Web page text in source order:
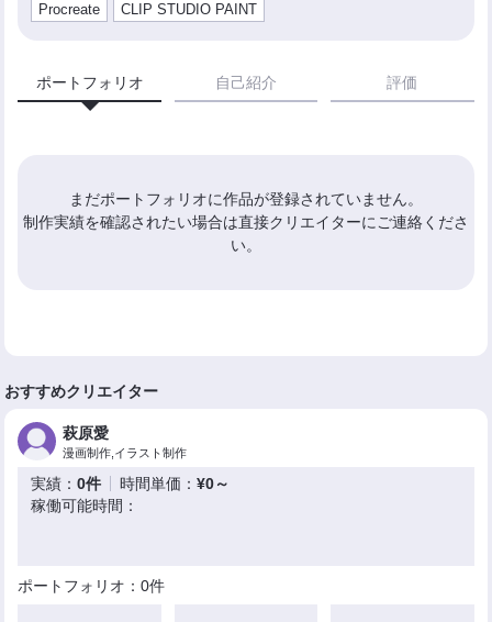
Procreate CLIP STUDIO PAINT
ポートフォリオ 自己紹介 評価
まだポートフォリオに作品が登録されていません。
制作実績を確認されたい場合は直接クリエイターにご連絡くださ
い。
おすすめクリエイター
萩原愛
漫画制作,イラスト制作
実績：0件 時間単価：¥0～
稼働可能時間：
ポートフォリオ：0件